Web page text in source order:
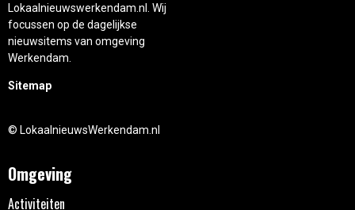
Lokaalnieuwswerkendam.nl. Wij
focussen op de dagelijkse
nieuwsitems van omgeving
Werkendam.
Sitemap
© LokaalnieuwsWerkendam.nl
Omgeving
Activiteiten